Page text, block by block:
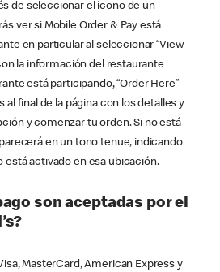
de seleccionar el ícono de un
ver si Mobile Order & Pay está
en particular al seleccionar “View
la información del restaurante
está participando, “Order Here”
al final de la página con los detalles y
y comenzar tu orden. Si no está
en un tono tenue, indicando
está activado en esa ubicación.
son aceptadas por el
MasterCard, American Express y